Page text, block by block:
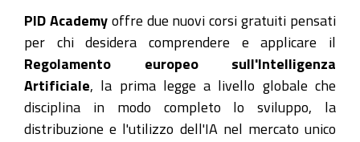
PID Academyoffre due nuovi corsi gratuiti pensati
per chi desidera comprendere e applicare il
Regolamento europeo sull'Intelligenza
Artificiale , la prima legge a livello globale che
disciplina in modo completo lo sviluppo, la
distribuzione e l'utilizzo dell'IA nel mercato unico